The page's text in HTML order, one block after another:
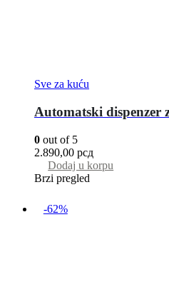
Sve za kuću
Automatski dispenzer
0 out of 5
2.890,00 рсд
Dodaj u korpu
Brzi pregled
-62%